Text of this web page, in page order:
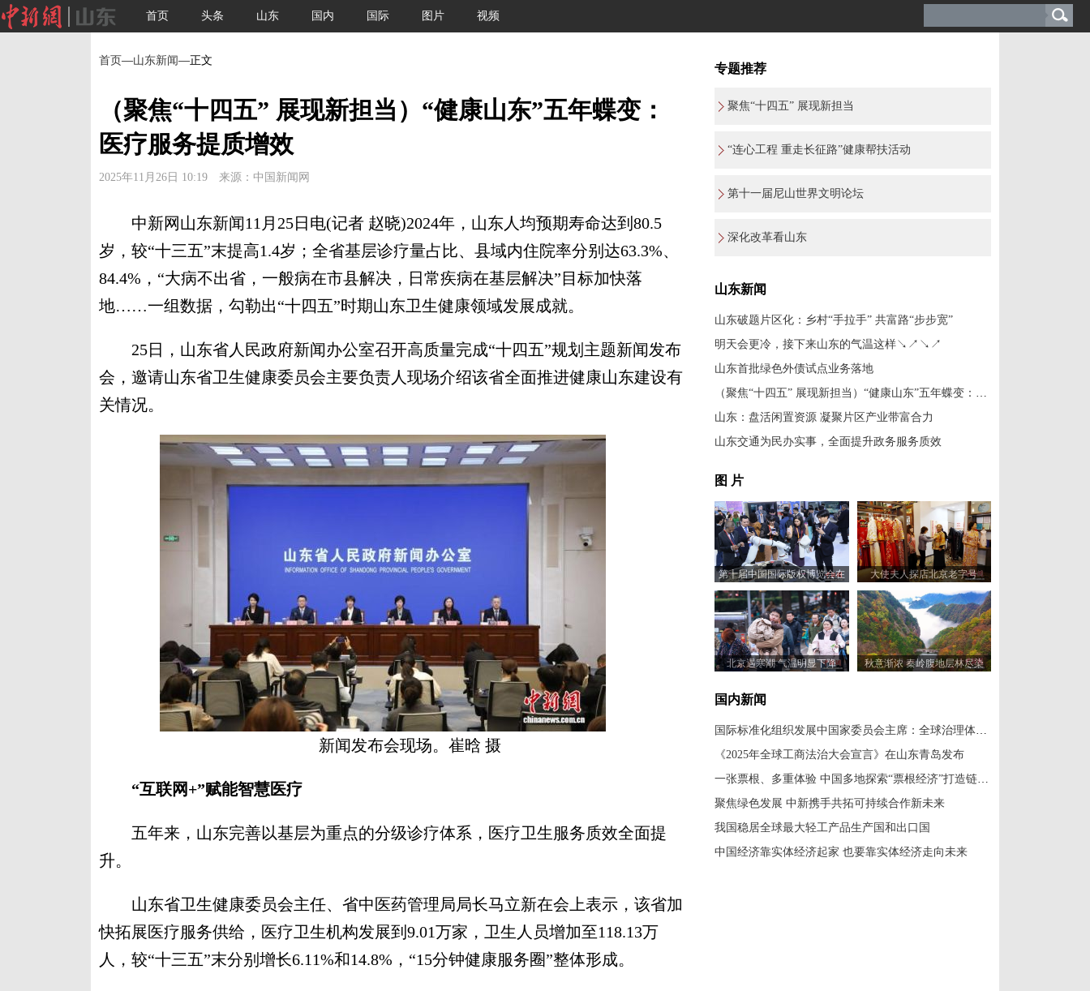
首页 头条 山东 国内 国际 图片 视频
首页—山东新闻—正文
（聚焦“十四五” 展现新担当）“健康山东”五年蝶变：
医疗服务提质增效
2025年11月26日 10:19 来源：中国新闻网
中新网山东新闻11月25日电(记者 赵晓)2024年，山东人均预期寿命达到80.5
岁，较“十三五”末提高1.4岁；全省基层诊疗量占比、县域内住院率分别达63.3%、
84.4%，“大病不出省，一般病在市县解决，日常疾病在基层解决”目标加快落
地……一组数据，勾勒出“十四五”时期山东卫生健康领域发展成就。
25日，山东省人民政府新闻办公室召开高质量完成“十四五”规划主题新闻发布
会，邀请山东省卫生健康委员会主要负责人现场介绍该省全面推进健康山东建设有
关情况。
新闻发布会现场。崔晗 摄
“互联网+”赋能智慧医疗
五年来，山东完善以基层为重点的分级诊疗体系，医疗卫生服务质效全面提
升。
山东省卫生健康委员会主任、省中医药管理局局长马立新在会上表示，该省加
快拓展医疗服务供给，医疗卫生机构发展到9.01万家，卫生人员增加至118.13万
人，较“十三五”末分别增长6.11%和14.8%，“15分钟健康服务圈”整体形成。
专题推荐
聚焦“十四五” 展现新担当
“连心工程 重走长征路”健康帮扶活动
第十一届尼山世界文明论坛
深化改革看山东
山东新闻
山东破题片区化：乡村“手拉手” 共富路“步步宽”
明天会更冷，接下来山东的气温这样↘↗↘↗
山东首批绿色外债试点业务落地
（聚焦“十四五” 展现新担当）“健康山东”五年蝶变：医疗服务提质增效
山东：盘活闲置资源 凝聚片区产业带富合力
山东交通为民办实事，全面提升政务服务质效
图 片
第十届中国国际版权博览会在
山东青岛开幕
大使夫人探店北京老字号
北京遇寒潮 气温明显下降 秋意渐浓 秦岭腹地层林尽染
国内新闻
国际标准化组织发展中国家委员会主席：全球治理体系改革应共建共享
《2025年全球工商法治大会宣言》在山东青岛发布
一张票根、多重体验 中国多地探索“票根经济”打造链式消费新场景
聚焦绿色发展 中新携手共拓可持续合作新未来
我国稳居全球最大轻工产品生产国和出口国
中国经济靠实体经济起家 也要靠实体经济走向未来